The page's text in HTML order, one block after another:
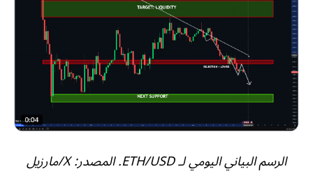
الرسم البياني اليومي لـ ETH/USD. المصدر: X/
مارزيل